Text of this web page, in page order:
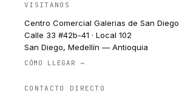
VISITANOS
Centro Comercial Galerias de San Diego
Calle 33 #42b-41 · Local 102
San Diego, Medellín — Antioquia
CÓMO LLEGAR →
CONTACTO DIRECTO